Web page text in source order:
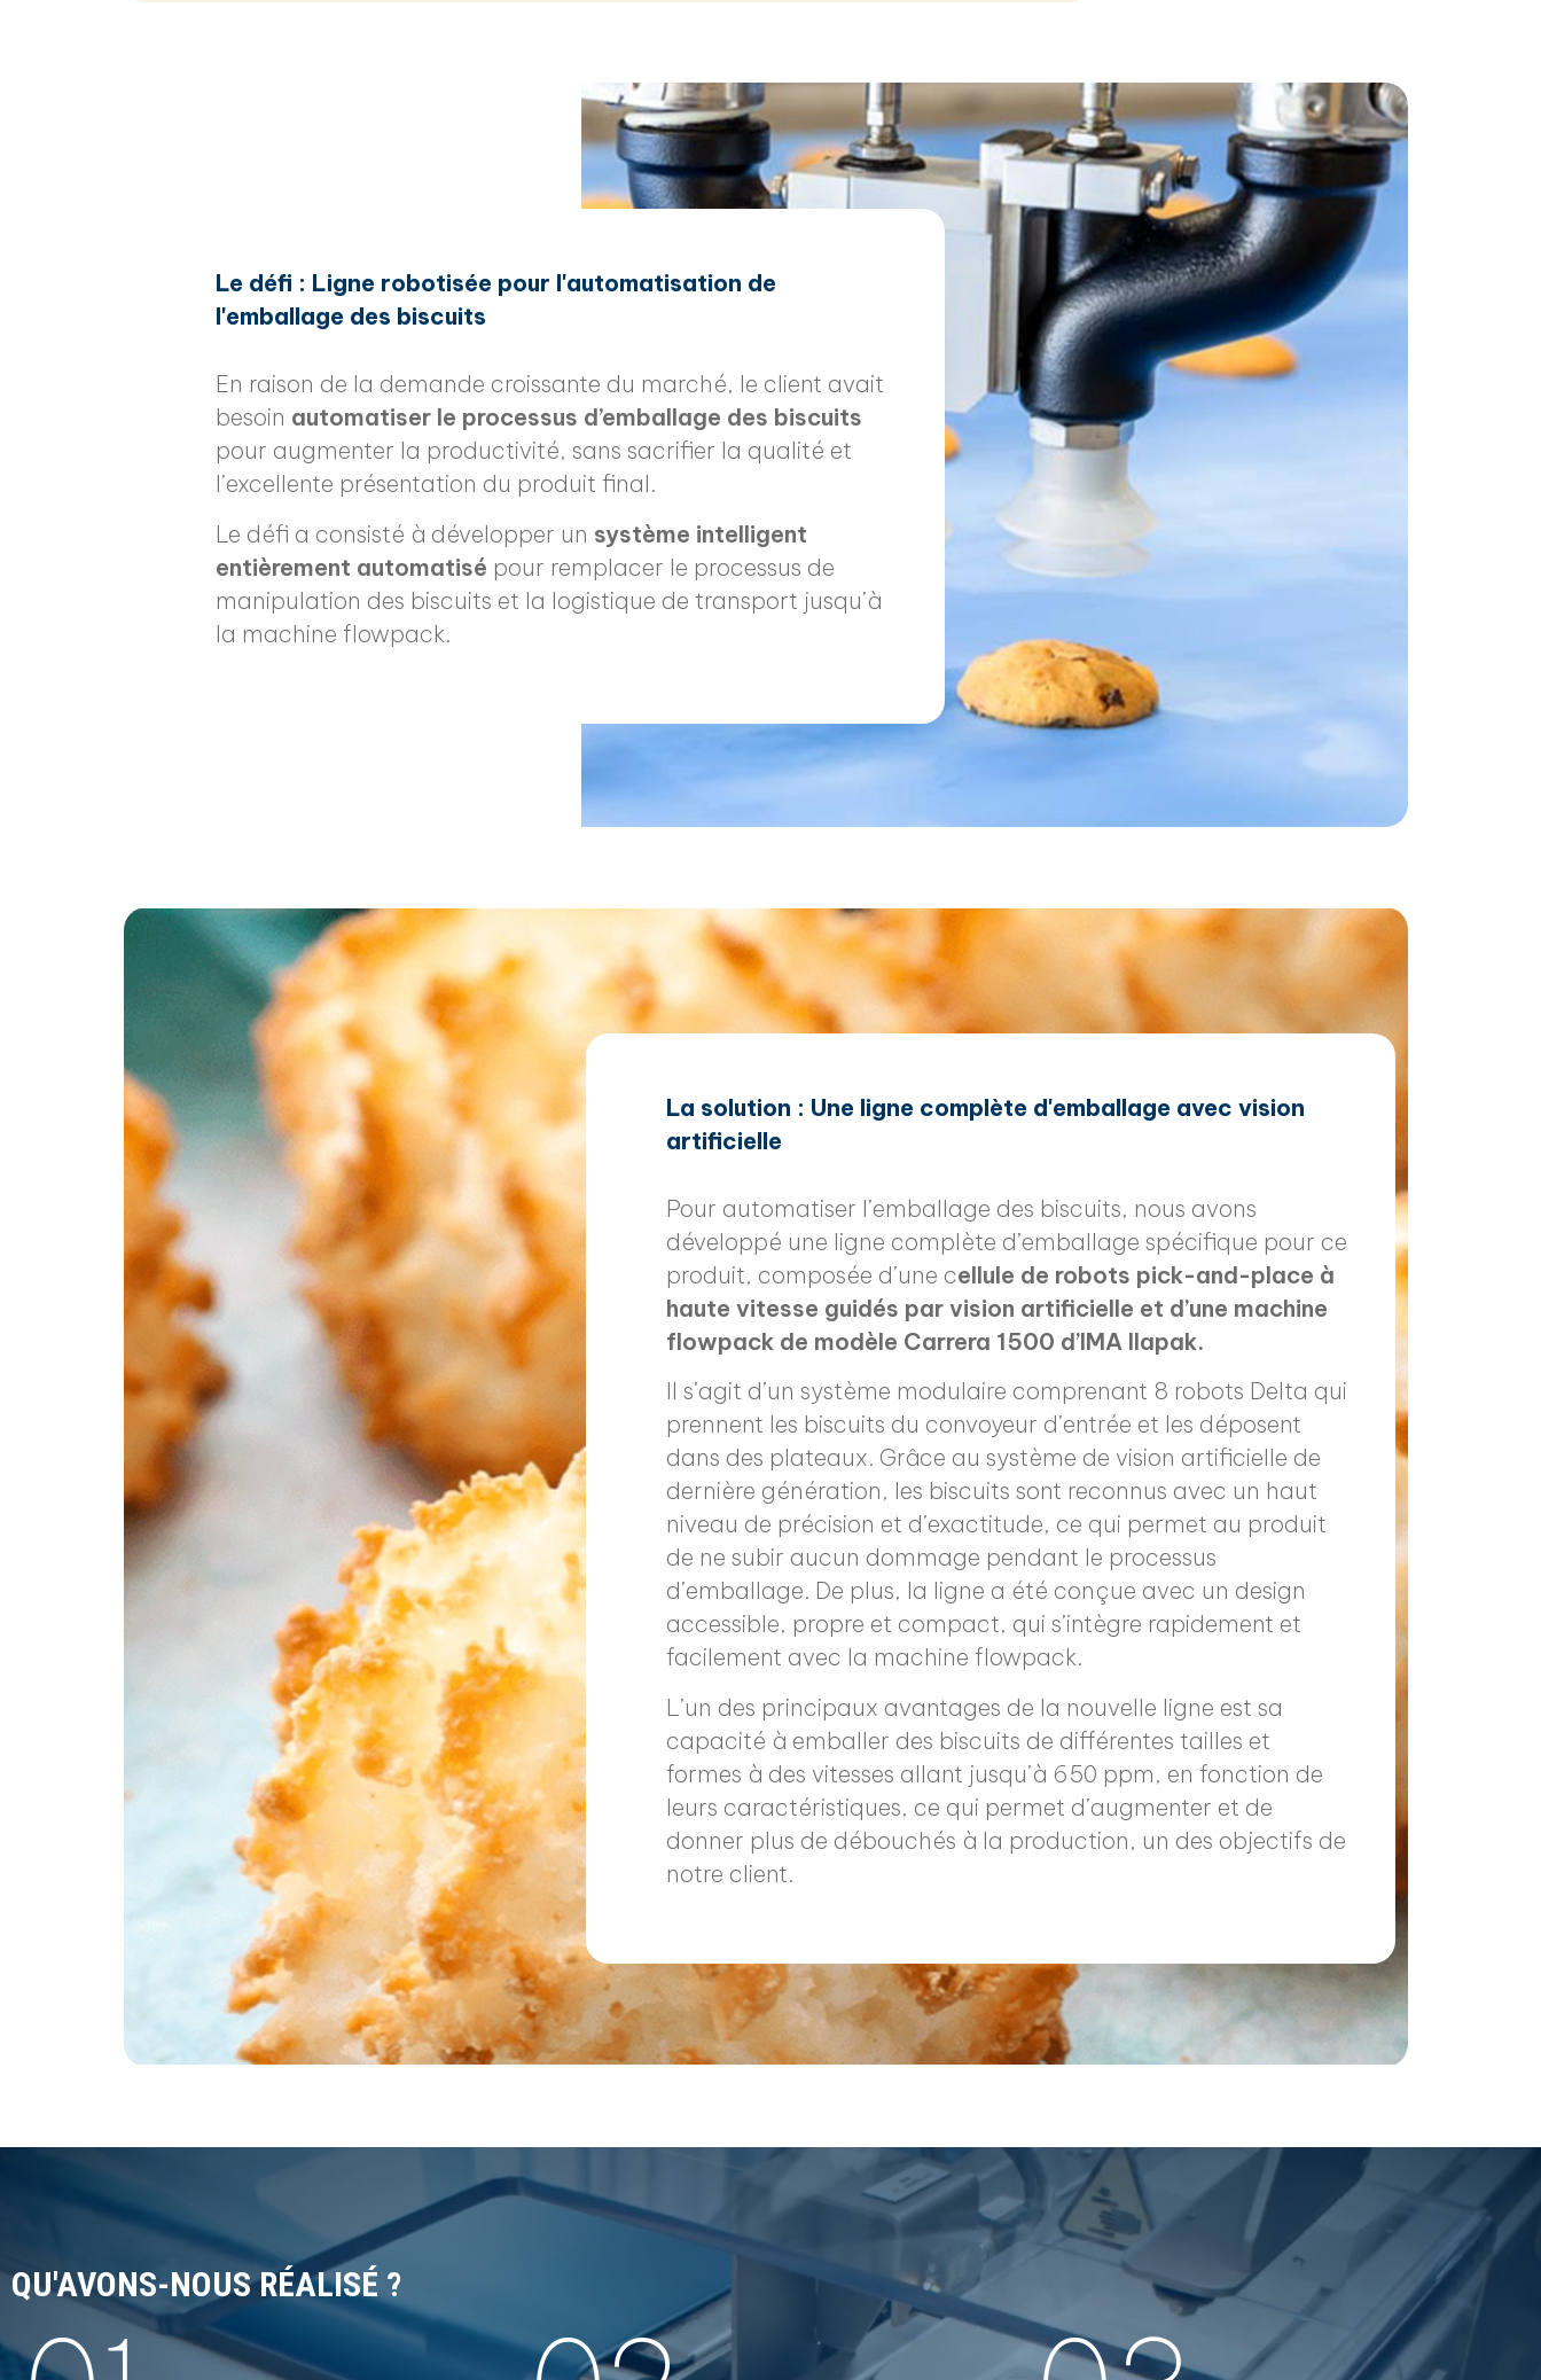
Le défi : Ligne robotisée pour l'automatisation de
l'emballage des biscuits
En raison de la demande croissante du marché, le client avait
besoin automatiser le processus d’emballage des biscuits
pour augmenter la productivité, sans sacrifier la qualité et
l’excellente présentation du produit final.
Le défi a consisté à développer un système intelligent
entièrement automatisé pour remplacer le processus de
manipulation des biscuits et la logistique de transport jusqu’à
la machine flowpack.
La solution : Une ligne complète d'emballage avec vision
artificielle
Pour automatiser l’emballage des biscuits, nous avons
développé une ligne complète d’emballage spécifique pour ce
produit, composée d’une cellule de robots pick-and-place à
haute vitesse guidés par vision artificielle et d’une machine
flowpack de modèle Carrera 1500 d’IMA Ilapak.
Il s’agit d’un système modulaire comprenant 8 robots Delta qui
prennent les biscuits du convoyeur d’entrée et les déposent
dans des plateaux. Grâce au système de vision artificielle de
dernière génération, les biscuits sont reconnus avec un haut
niveau de précision et d’exactitude, ce qui permet au produit
de ne subir aucun dommage pendant le processus
d’emballage. De plus, la ligne a été conçue avec un design
accessible, propre et compact, qui s’intègre rapidement et
facilement avec la machine flowpack.
L’un des principaux avantages de la nouvelle ligne est sa
capacité à emballer des biscuits de différentes tailles et
formes à des vitesses allant jusqu’à 650 ppm, en fonction de
leurs caractéristiques, ce qui permet d’augmenter et de
donner plus de débouchés à la production, un des objectifs de
notre client.
QU'AVONS-NOUS RÉALISÉ ?